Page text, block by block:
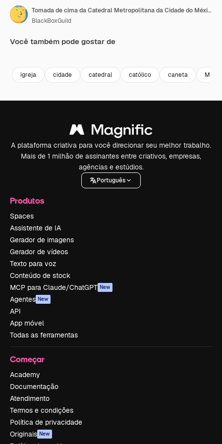
Tomada de cima da Catedral Metropolitana da Cidade do México
BlackBoxGuild
Você também pode gostar de
igreja cidade catedral católico caneta
A plataforma criativa para você direcionar seu melhor trabalho.
Mais de 1 milhão de assinantes entre criativos, empresas,
agências e estúdios.
Português
Produtos
Spaces
Assistente de IA
Gerador de imagens
Gerador de vídeos
Texto para voz
Conteúdo de stock
MCP para Claude/ChatGPT New
Agentes New
API
App móvel
Todas as ferramentas
Começar
Academy
Documentação
Atendimento
Termos e condições
Política de privacidade
Originais New